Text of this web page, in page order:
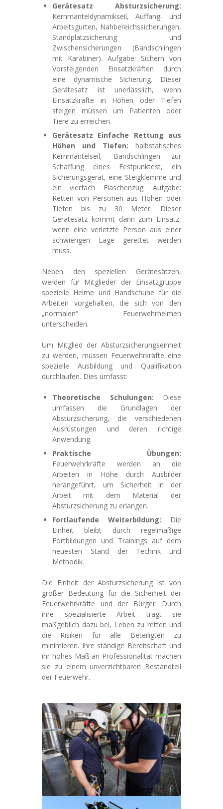
Gerätesatz Absturzsicherung:
Kernmanteldynamikseil, Auffang- und
Arbeitsgurten, Nahbereichssicherungen,
Standplatzsicherung und
Zwischensicherungen (Bandschlingen
mit Karabiner). Aufgabe: Sichern von
Vorsteigenden Einsatzkräften durch
eine dynamische Sicherung. Dieser
Gerätesatz ist unerlässlich, wenn
Einsatzkräfte in Höhen oder Tiefen
steigen müssen um Patienten oder
Tiere zu erreichen.
Gerätesatz Einfache Rettung aus
Höhen und Tiefen: halbstatisches
Kernmantelseil, Bandschlingen zur
Schaffung eines Festpunktest, ein
Sicherungsgerät, eine Steigklemme und
ein vierfach Flaschenzug. Aufgabe:
Retten von Personen aus Höhen oder
Tiefen bis zu 30 Meter. Dieser
Gerätesatz kommt dann zum Einsatz,
wenn eine verletzte Person aus einer
schwierigen Lage gerettet werden
muss.
Neben den speziellen Gerätesätzen,
werden für Mitglieder der Einsatzgruppe
spezielle Helme und Handschuhe für die
Arbeiten vorgehalten, die sich von den
„normalen“ Feuerwehrhelmen
unterscheiden.
Um Mitglied der Absturzsicherungseinheit
zu werden, müssen Feuerwehrkräfte eine
spezielle Ausbildung und Qualifikation
durchlaufen. Dies umfasst:
Theoretische Schulungen: Diese
umfassen die Grundlagen der
Absturzsicherung, die verschiedenen
Ausrüstungen und deren richtige
Anwendung.
Praktische Übungen:
Feuerwehrkräfte werden an die
Arbeiten in Höhe durch Ausbilder
herangeführt, um Sicherheit in der
Arbeit mit dem Material der
Absturzsicherung zu erlangen.
Fortlaufende Weiterbildung: Die
Einheit bleibt durch regelmäßige
Fortbildungen und Trainings auf dem
neuesten Stand der Technik und
Methodik.
Die Einheit der Absturzsicherung ist von
großer Bedeutung für die Sicherheit der
Feuerwehrkräfte und der Bürger. Durch
ihre spezialisierte Arbeit trägt sie
maßgeblich dazu bei, Leben zu retten und
die Risiken für alle Beteiligten zu
minimieren. Ihre ständige Bereitschaft und
ihr hohes Maß an Professionalität machen
sie zu einem unverzichtbaren Bestandteil
der Feuerwehr.